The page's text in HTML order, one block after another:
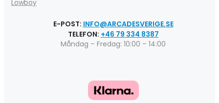
Lowboy
E-POST: INFO@ARCADESVERIGE.SE
TELEFON: +46 79 334 8387
Måndag – Fredag: 10:00 – 14:00